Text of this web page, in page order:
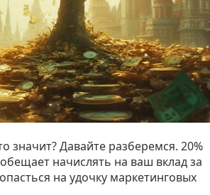
значит? Давайте разберемся. 20%
начислять на ваш вклад за
на удочку маркетинговых